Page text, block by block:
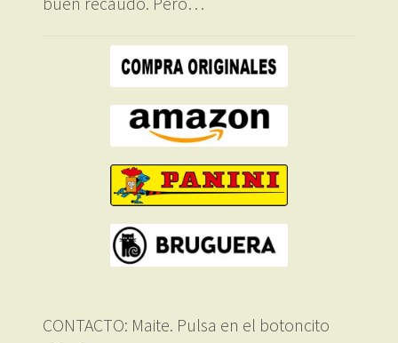
CONTACTO: Maite. Pulsa en el botoncito